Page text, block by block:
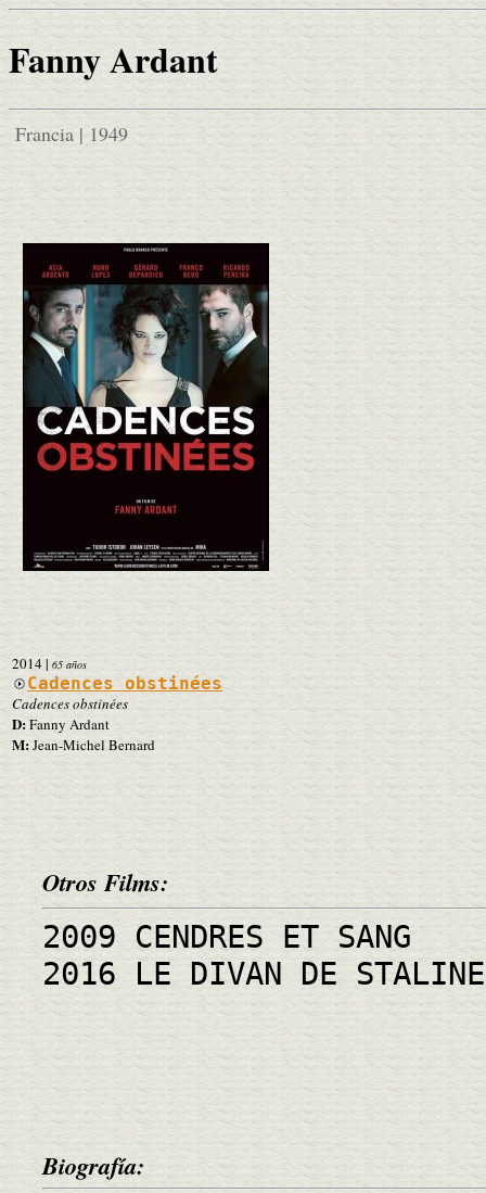
Fanny Ardant
Francia | 1949
2014| 65 años
Cadences obstinées
Cadences obstinées
D:Fanny Ardant
M:Jean-Michel Bernard
Otros Films:
2009 CENDRES ET SANG
2016 LE DIVAN DE STALINE
Biografía: